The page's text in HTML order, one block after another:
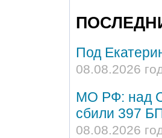
Под
08.08.2026
МО РФ: над
сбили 397
08.08.2026